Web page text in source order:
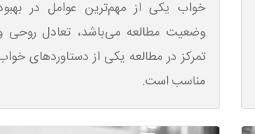
خواب یکی از مهم‌ترین عوامل در
وضعیت مطالعه می‌باشد، تعادل روحی
تمرکز در مطالعه یکی از دستاوردهای
مناسب است.